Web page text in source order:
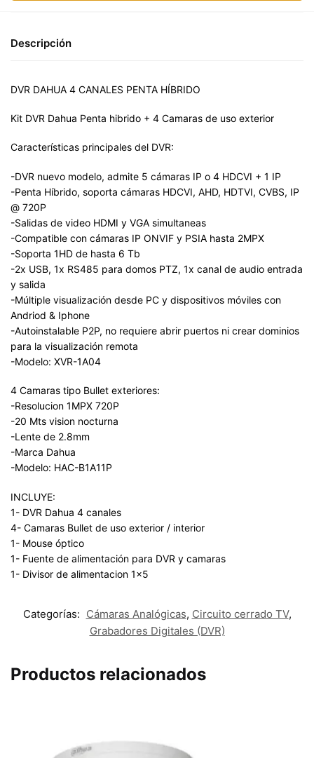
Descripción
DVR DAHUA 4 CANALES PENTA HÍBRIDO
Kit DVR Dahua Penta hibrido + 4 Camaras de uso exterior
Características principales del DVR:
-DVR nuevo modelo, admite 5 cámaras IP o 4 HDCVI + 1 IP
-Penta Híbrido, soporta cámaras HDCVI, AHD, HDTVI, CVBS, IP
@ 720P
-Salidas de video HDMI y VGA simultaneas
-Compatible con cámaras IP ONVIF y PSIA hasta 2MPX
-Soporta 1HD de hasta 6 Tb
-2x USB, 1x RS485 para domos PTZ, 1x canal de audio entrada
y salida
-Múltiple visualización desde PC y dispositivos móviles con
Andriod & Iphone
-Autoinstalable P2P, no requiere abrir puertos ni crear dominios
para la visualización remota
-Modelo: XVR-1A04
4 Camaras tipo Bullet exteriores:
-Resolucion 1MPX 720P
-20 Mts vision nocturna
-Lente de 2.8mm
-Marca Dahua
-Modelo: HAC-B1A11P
INCLUYE:
1- DVR Dahua 4 canales
4- Camaras Bullet de uso exterior / interior
1- Mouse óptico
1- Fuente de alimentación para DVR y camaras
1- Divisor de alimentacion 1×5
Categorías: Cámaras Analógicas, Circuito cerrado TV,
Grabadores Digitales (DVR)
Productos relacionados